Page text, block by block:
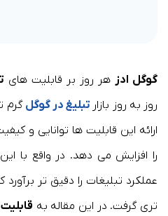
گوگل ادز هر روز بر قابلیت های
روز به روز بازار تبلیغ در گوگل گرم
ارائه این قابلیت ها توانایی و
را افزایش می دهد. در واقع با
عملکرد تبلیغات را دقیق تر
تری گرفت. در این مقاله به